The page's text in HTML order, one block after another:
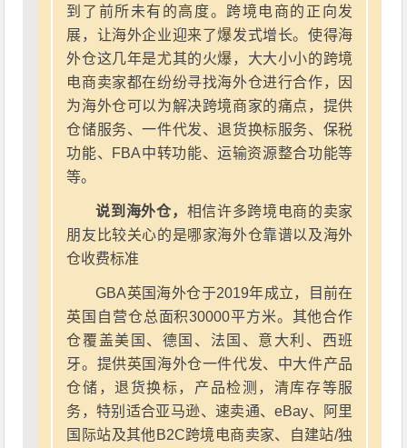
到了前所未有的高度。跨境电商的正向发
展，让海外企业迎来了爆发式增长。使得海
外仓这几年是尤其的火爆，大大小小的跨境
电商卖家都在纷纷寻找海外仓进行合作，因
为海外仓可以为解决跨境商家的痛点，提供
仓储服务、一件代发、退货换标服务、保税
功能、FBA中转功能、运输资源整合功能等
等。
说到海外仓， 相信许多跨境电商的卖家
朋友比较关心的是哪家海外仓靠谱以及海外
仓收费标准
GBA英国海外仓于2019年成立，目前在
英国自营仓总面积30000平方米。其他合作
仓覆盖美国、德国、法国、意大利、西班
牙。提供英国海外仓一件代发、中大件产品
仓储，退货换标，产品检测，清库存等服
务，特别适合亚马逊、速卖通、eBay、阿里
国际站及其他B2C跨境电商卖家、自建站/独